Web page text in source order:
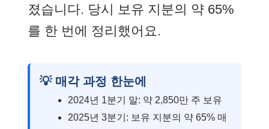
졌습니다. 당시 보유 지분의 약 65%
를 한 번에 정리했어요.
💡 매각 과정 한눈에
2024년 1분기 말: 약 2,850만 주 보유
2025년 3분기: 보유 지분의 약 65% 매